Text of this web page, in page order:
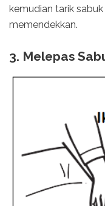
kemudian tarik
memendekkan.
3. Melepas